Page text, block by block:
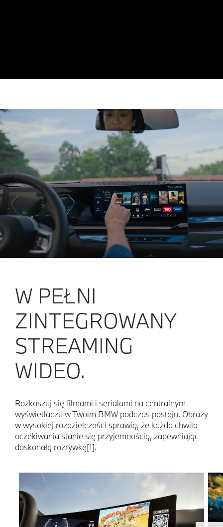
W PEŁNI
ZINTEGROWANY
STREAMING
WIDEO.
Rozkoszuj się filmami i serialami na centralnym
wyświetlaczu w Twoim BMW podczas postoju. Obrazy
w wysokiej rozdzielczości sprawią, że każda chwila
oczekiwania stanie się przyjemnością, zapewniając
doskonałą rozrywkę[1].